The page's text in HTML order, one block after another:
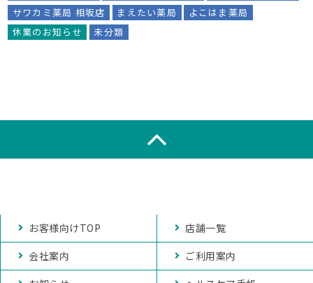
サワカミ薬局 相坂店
まえたい薬局
よこはま薬局
休業のお知らせ
未分類
お客様向けTOP
店舗一覧
会社案内
ご利用案内